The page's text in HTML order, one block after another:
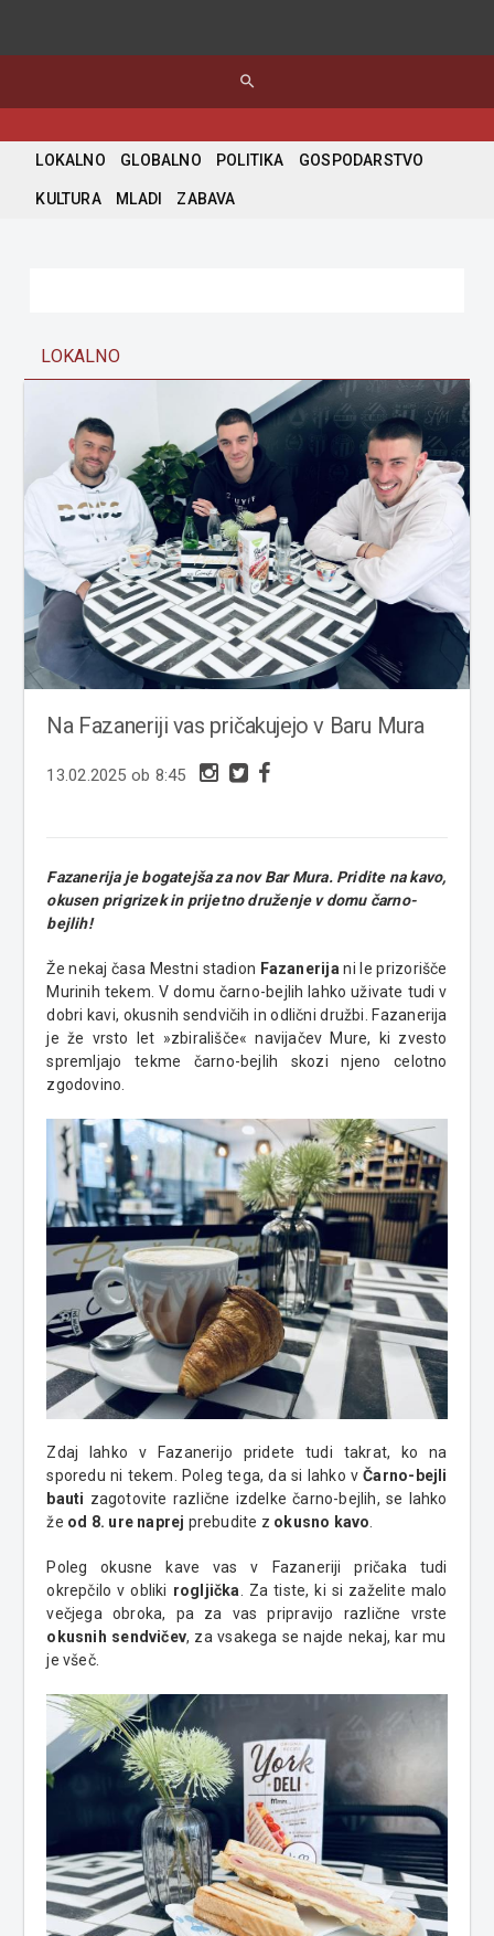
search
LOKALNO GLOBALNO POLITIKA GOSPODARSTVO
KULTURA MLADI ZABAVA
LOKALNO
Na Fazaneriji vas pričakujejo v Baru Mura
13.02.2025 ob 8:45
Fazanerija je bogatejša za nov Bar Mura. Pridite na kavo,
okusen prigrizek in prijetno druženje v domu čarno-
bejlih!
Že nekaj časa Mestni stadion Fazanerija ni le prizorišče
Murinih tekem. V domu čarno-bejlih lahko uživate tudi v
dobri kavi, okusnih sendvičih in odlični družbi. Fazanerija
je že vrsto let »zbirališče« navijačev Mure, ki zvesto
spremljajo tekme čarno-bejlih skozi njeno celotno
zgodovino.
Zdaj lahko v Fazanerijo pridete tudi takrat, ko na
sporedu ni tekem. Poleg tega, da si lahko vČarno-bejli
bauti zagotovite različne izdelke čarno-bejlih, se lahko
že od 8. ure naprej prebudite z okusno kavo
Poleg okusne kave vas v Fazaneriji pričaka tudi
okrepčilo v obliki rogljička . Za tiste, ki si zaželite malo
večjega obroka, pa za vas pripravijo različne vrste
okusnih sendvičev, za vsakega se najde nekaj, kar mu
je všeč.